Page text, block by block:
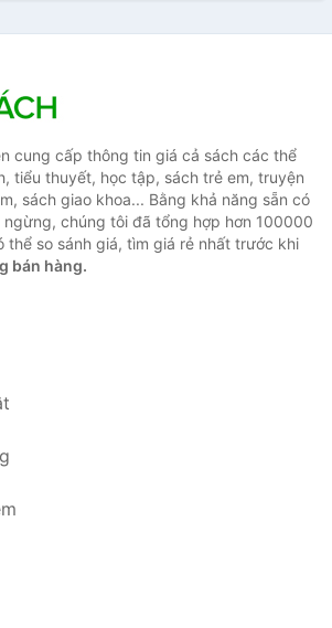
cung cấp thông tin giá cả sách các thể
tiểu thuyết, học tập, sách trẻ em, truyện
sách giao khoa... Bằng khả năng sẵn có
chúng tôi đã tổng hợp hơn 100000
thể so sánh giá, tìm giá rẻ nhất trước khi
bán hàng.